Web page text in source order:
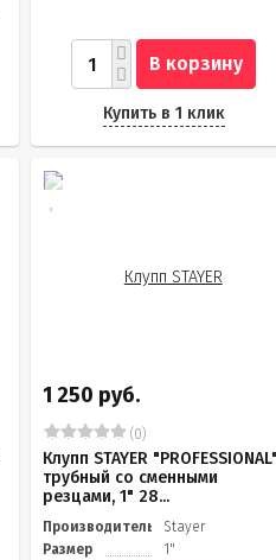
В корзину
Купить в 1 клик
1 250 руб.
(0)
Клупп STAYER
трубный со сменными
резцами, 1" 28...
Производитель
Stayer
Размер
1"